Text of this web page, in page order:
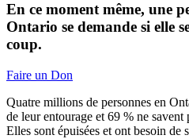
En ce moment même, une
Ontario se demande si elle
coup.
Faire un Don
Quatre millions de personnes en
de leur entourage et 69 % ne
Elles sont épuisées et ont besoin de